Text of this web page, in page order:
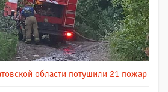
области потушили 21 пожар